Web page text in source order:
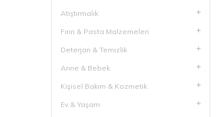
Atıştırmalık
Fırın & Pasta Malzemeleri
Deterjan & Temizlik
Anne & Bebek
Kişisel Bakım & Kozmetik
Ev & Yaşam